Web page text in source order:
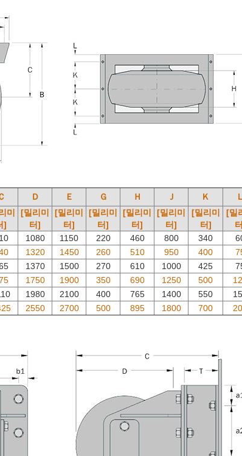
Ｄ Ｅ Ｇ Ｈ Ｊ Ｋ
미
]
[밀리미
터]
[밀리미
터]
[밀리미
터]
[밀리미
터]
[밀리미
터]
[밀리미
터]
[밀
1080 1150 220 460 800 340
1320 1450 260 510 950 400
1370 1500 270 610 1000 425
1750 1900 350 690 1250 500
1980 2100 400 765 1400 550
2550 2700 500 895 1800 700